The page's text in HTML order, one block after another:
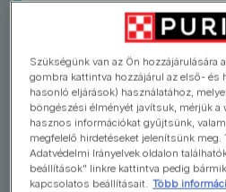
Büszkék vagyunk arra,
csomagolási folyamatainak
kell az újonnan előállított
támaszkodnunk. A PURINA
csomagolásai 40%-ban
készülnek. Emellettt
hogy a jövőben minden
Szükségünk van az Ön hozzájárulására
gombra kattintva hozzájárul az első- és
hasonló eljárások) használatához,
böngészési élményét javítsuk, mérjük a
hasznos információkat gyűjtsünk,
megfelelő hirdetéseket jelenítsünk
Adatvédelmi Irányelvek oldalon
beállítások" linkre kattintva pedig
kapcsolatos beállításait. Több